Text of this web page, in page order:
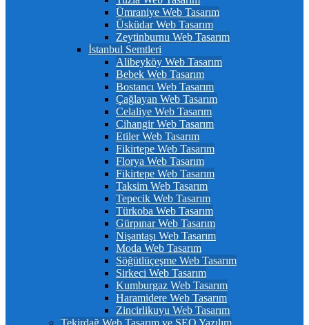
Ümraniye Web Tasarım
Üsküdar Web Tasarım
Zeytinburnu Web Tasarım
İstanbul Semtleri
Alibeyköy Web Tasarım
Bebek Web Tasarım
Bostancı Web Tasarım
Çağlayan Web Tasarım
Celaliye Web Tasarım
Cihangir Web Tasarım
Etiler Web Tasarım
Fikirtepe Web Tasarım
Florya Web Tasarım
Fikirtepe Web Tasarım
Taksim Web Tasarım
Tepecik Web Tasarım
Türkoba Web Tasarım
Gürpınar Web Tasarım
Nişantaşı Web Tasarım
Moda Web Tasarım
Söğütlüçeşme Web Tasarım
Sirkeci Web Tasarım
Kumburgaz Web Tasarım
Haramidere Web Tasarım
Zincirlikuyu Web Tasarım
Tekirdağ Web Tasarım ve SEO Yazılım